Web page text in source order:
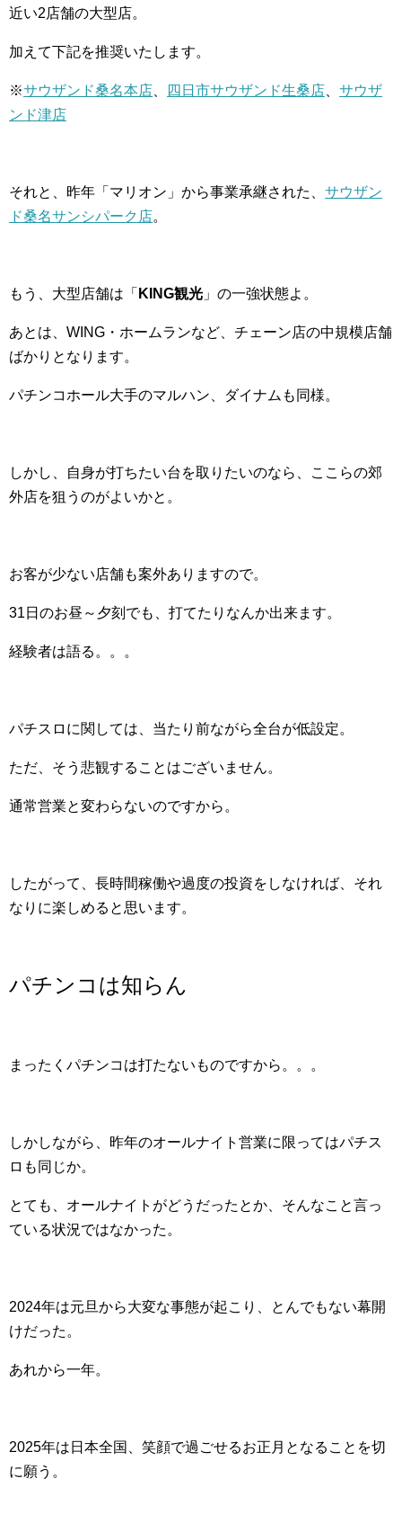
近い2店舗の大型店。
加えて下記を推奨いたします。
※サウザンド桑名本店 四日市サウザンド生桑店
サウザ
ンド津店
それと、昨年「マリオン」から事業承継された、 サウザン
ド桑名サンシパーク店。
もう、大型店舗は「 KING観光 」の一強状態よ。
あとは、WING・ホームランなど、チェーン店の中規模店舗
ばかりとなります。
パチンコホール大手のマルハン、ダイナムも同様。
しかし、自身が打ちたい台を取りたいのなら、ここらの郊
外店を狙うのがよいかと。
お客が少ない店舗も案外ありますので。
31日のお昼～夕刻でも、打てたりなんか出来ます。
経験者は語る。。。
パチスロに関しては、当たり前ながら全台が低設定。
ただ、そう悲観することはございません。
通常営業と変わらないのですから。
したがって、長時間稼働や過度の投資をしなければ、それ
なりに楽しめると思います。
パチンコは知らん
まったくパチンコは打たないものですから。。。
しかしながら、昨年のオールナイト営業に限ってはパチス
ロも同じか。
とても、オールナイトがどうだったとか、そんなこと言っ
ている状況ではなかった。
2024年は元旦から大変な事態が起こり、とんでもない幕開
けだった。
あれから一年。
2025年は日本全国、笑顔で過ごせるお正月となることを切
に願う。